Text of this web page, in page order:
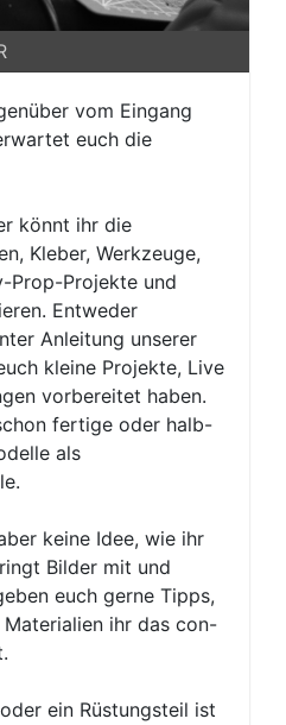
vom Eingang
euch die
könnt ihr die
Kleber, Werkzeuge,
Prop-Projekte und
Entweder
Anleitung unserer
kleine Projekte, Live
vorbereitet haben.
fertige oder halb-
als
keine Idee, wie ihr
Bilder mit und
euch gerne Tipps,
ihr das con-
ein Rüstungsteil ist